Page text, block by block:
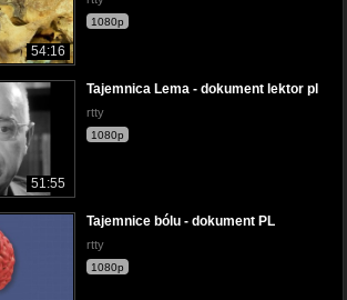
54:16
1080p
51:55
Tajemnica Lema - dokument lektor pl
rtty
1080p
Tajemnice bólu - dokument PL
rtty
1080p